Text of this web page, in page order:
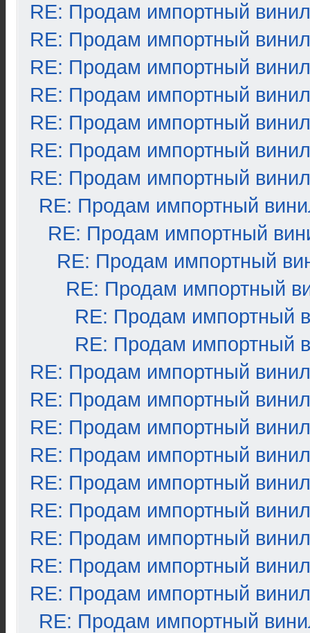
RE: Продам импортный винил
RE: Продам импортный винил
RE: Продам импортный винил
RE: Продам импортный винил
RE: Продам импортный винил
RE: Продам импортный винил
RE: Продам импортный винил
RE: Продам импортный
RE: Продам импортный
RE: Продам импортный
RE: Продам импортный
RE: Продам импортный
RE: Продам импортный
RE: Продам импортный винил
RE: Продам импортный винил
RE: Продам импортный винил
RE: Продам импортный винил
RE: Продам импортный винил
RE: Продам импортный винил
RE: Продам импортный винил
RE: Продам импортный винил
RE: Продам импортный винил
RE: Продам импортный